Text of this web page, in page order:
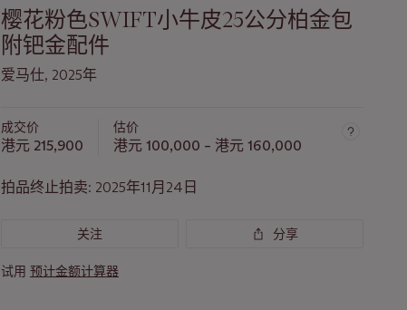
樱花粉色SWIFT小牛皮25公分柏金包
附钯金配件
爱马仕, 2025年
成交价
港元 215,900
估价
港元 100,000 – 港元 160,000
拍品终止拍卖: 2025年11月24日
关注 分享
试用 预计金额计算器